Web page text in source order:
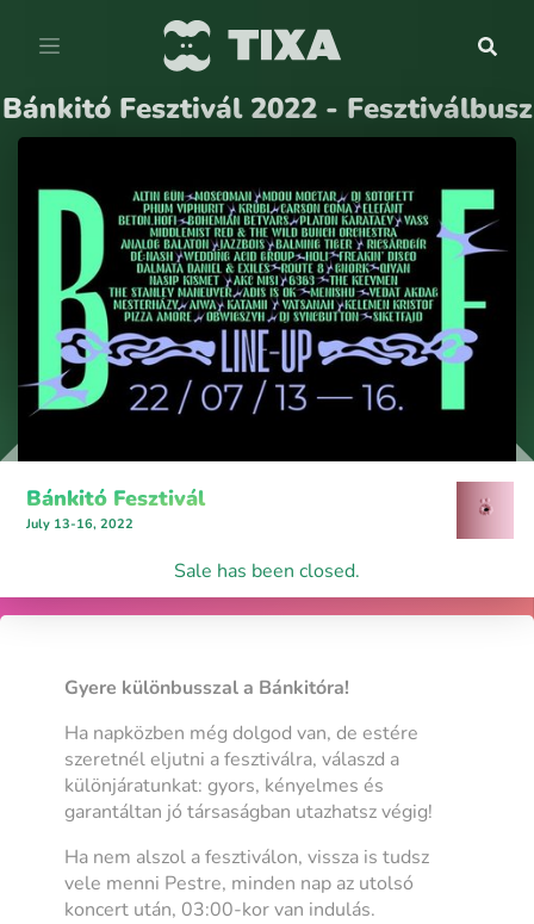
Bánkitó Fesztivál 2022 - Fesztiválbusz
Bánkitó Fesztivál
July 13-16, 2022
Sale has been closed.
Gyere különbusszal a Bánkitóra!
Ha napközben még dolgod van, de estére
szeretnél eljutni a fesztiválra, válaszd a
különjáratunkat: gyors, kényelmes és
garantáltan jó társaságban utazhatsz végig!
Ha nem alszol a fesztiválon, vissza is tudsz
vele menni Pestre, minden nap az utolsó
koncert után, 03:00-kor van indulás.